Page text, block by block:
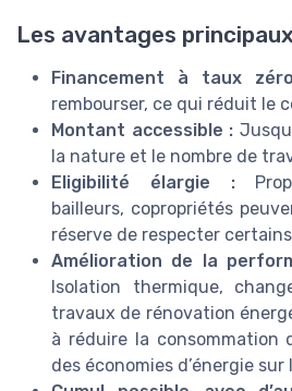
Les avantages
Financement à taux
rembourser, ce qui réduit le
Montant accessible :
la nature et le nombre de
Eligibilité élargie :
bailleurs, copropriétés
réserve de respecter
Amélioration de la
Isolation thermique,
travaux de rénovation
à réduire la consommation
des économies d’énergie